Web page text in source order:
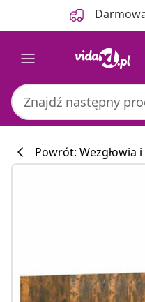
Powrót: Wezgłowia i